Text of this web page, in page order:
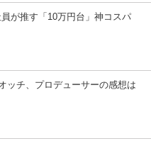
員が推す「10万円台」神コスパ
ッチ、プロデューサーの感想は